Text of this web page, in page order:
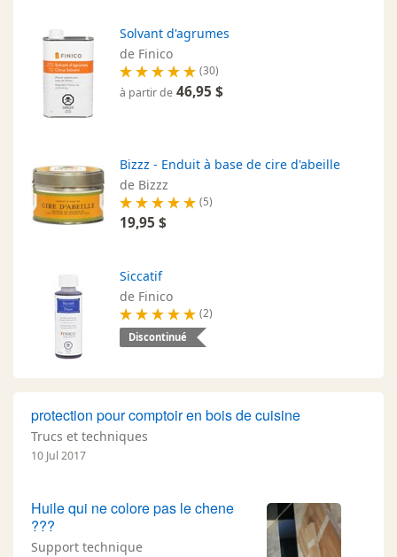
Solvant d'agrumes
de Finico
(30)
à partir de 46,95 $
Bizzz - Enduit à base de cire d'abeille
de Bizzz
(5)
19,95 $
Siccatif
de Finico
(2)
Discontinué
protection pour comptoir en bois de cuisine
Trucs et techniques
10 Jul 2017
Huile qui ne colore pas le chene
???
Support technique